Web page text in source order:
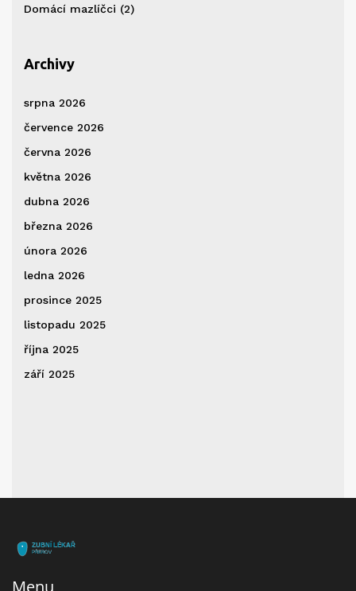
Domácí mazlíčci (2)
Archivy
srpna 2026
července 2026
června 2026
května 2026
dubna 2026
března 2026
února 2026
ledna 2026
prosince 2025
listopadu 2025
října 2025
září 2025
Menu